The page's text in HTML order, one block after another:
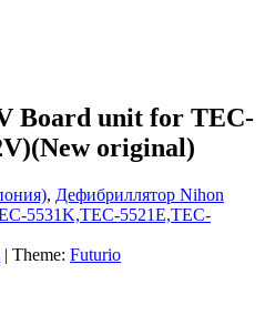
Board unit for TEC-
original)
, Дефибриллятор Nihon
5531K,TEC-5521E,TEC-
| Theme: Futurio